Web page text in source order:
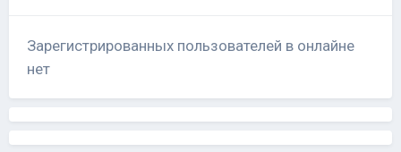
Зарегистрированных пользователей в онлайне
нет